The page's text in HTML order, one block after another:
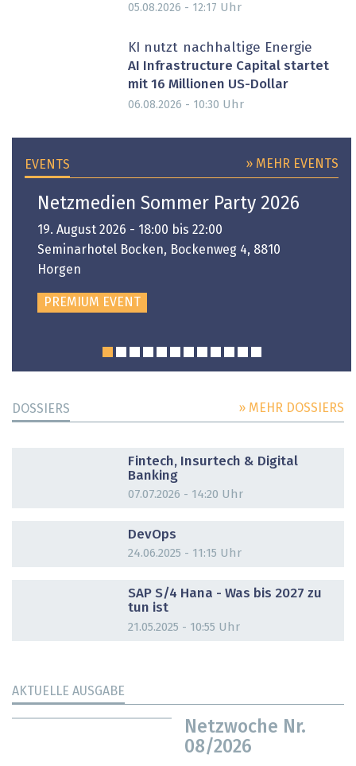
05.08.2026 - 12:17 Uhr
KI nutzt nachhaltige Energie
AI Infrastructure Capital startet
mit 16 Millionen US-Dollar
06.08.2026 - 10:30 Uhr
EVENTS » MEHR EVENTS
Netzmedien Sommer Party 2026
19. August 2026 - 18:00 bis 22:00
Seminarhotel Bocken, Bockenweg 4, 8810
Horgen
PREMIUM EVENT
DOSSIERS » MEHR DOSSIERS
Fintech, Insurtech & Digital
Banking
07.07.2026 - 14:20 Uhr
DevOps
24.06.2025 - 11:15 Uhr
SAP S/4 Hana - Was bis 2027 zu
tun ist
21.05.2025 - 10:55 Uhr
AKTUELLE AUSGABE
Netzwoche Nr.
08/2026